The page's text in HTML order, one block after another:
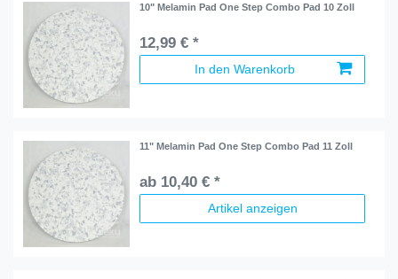
10" Melamin Pad One Step Combo Pad 10 Zoll
12,99 € *
In den Warenkorb
11" Melamin Pad One Step Combo Pad 11 Zoll
ab 10,40 € *
Artikel anzeigen